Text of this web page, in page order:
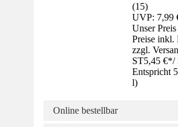
(15)
UVP: 7,99
Unser
Preise inkl.
zzgl.
ST5,45 €*/
Entspricht
l)
Online bestellbar